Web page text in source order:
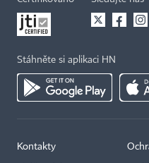
Stáhněte si aplikaci HN
Kontakty